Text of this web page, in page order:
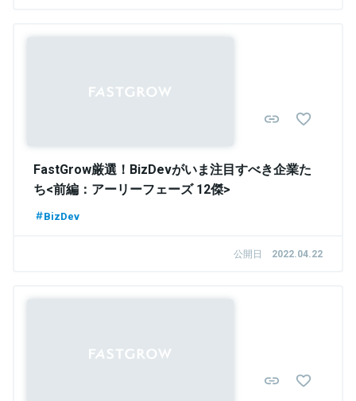
FastGrow厳選！BizDevがいま注目すべき企業た
ち<前編：アーリーフェーズ 12傑>
BizDev
公開日 2022.04.22